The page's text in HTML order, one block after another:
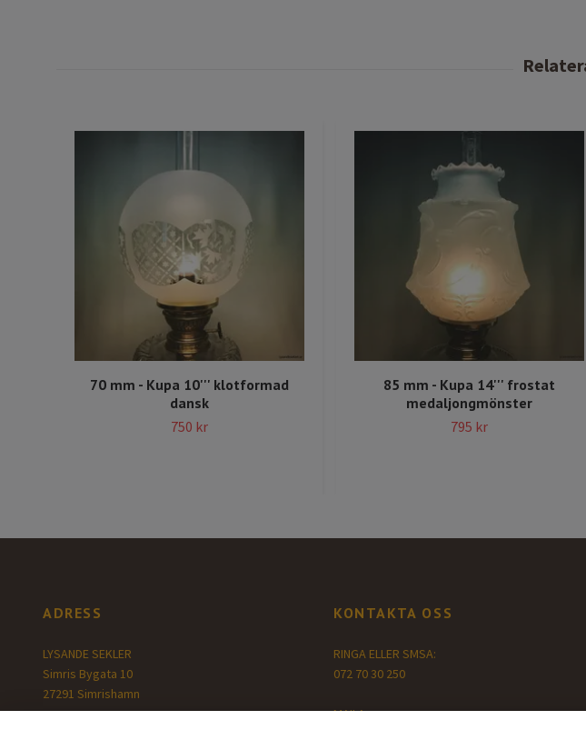
70 mm - Kupa 10''' klotformad
dansk
750 kr
85 mm - Kupa 14''' frostat
medaljongmönster
795 kr
ADRESS
LYSANDE SEKLER
Simris Bygata 10
27291 Simrishamn
KONTAKTA OSS
RINGA ELLER SMSA:
072 70 30 250
MAILA: